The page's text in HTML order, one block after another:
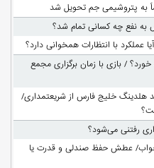
به پتروشیمی جم تحویل شد
نفع چه کسانی تمام شد؟
با انتظارات همخوانی دارد؟
/ بازی با زمان برگزاری مجمع
هلدینگ خلیج فارس از شریعتمداری/
رفتنی می‌شود؟
عطش حفظ صندلی و قدرت یا